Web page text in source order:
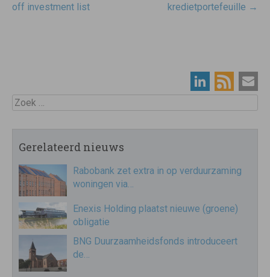
navigatie
off investment list
kredietportefeuille →
Zoek
Gerelateerd nieuws
Rabobank zet extra in op verduurzaming
woningen via…
Enexis Holding plaatst nieuwe (groene)
obligatie
BNG Duurzaamheidsfonds introduceert
de…